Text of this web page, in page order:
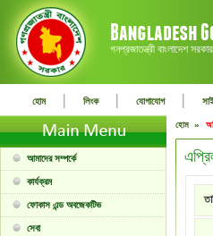
গনপ্রজাতন্ত্রী বাংলাদেশ সরকার
হোম | লিংক | যোগাযোগ |
আমাদের সম্পর্কে
কার্যক্রম
ফোকাস এন্ড অবজেকটিভ
সেবা
হোম »